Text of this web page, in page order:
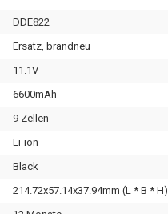
DDE822
Ersatz, brandneu
11.1V
6600mAh
9 Zellen
Li-ion
Black
214.72x57.14x37.94mm (L * B * H)